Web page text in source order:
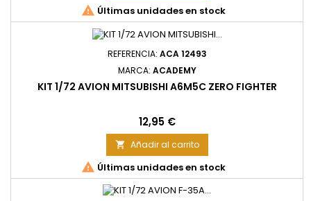
 Últimas unidades en stock
REFERENCIA: ACA 12493
MARCA: ACADEMY
KIT 1/72 AVION MITSUBISHI A6M5C ZERO FIGHTER
Precio
12,95 €
 Añadir al carrito
 Últimas unidades en stock